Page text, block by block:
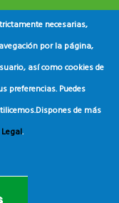
necesarias,
por la página,
así como cookies de
preferencias. Puedes
Dispones de más
.